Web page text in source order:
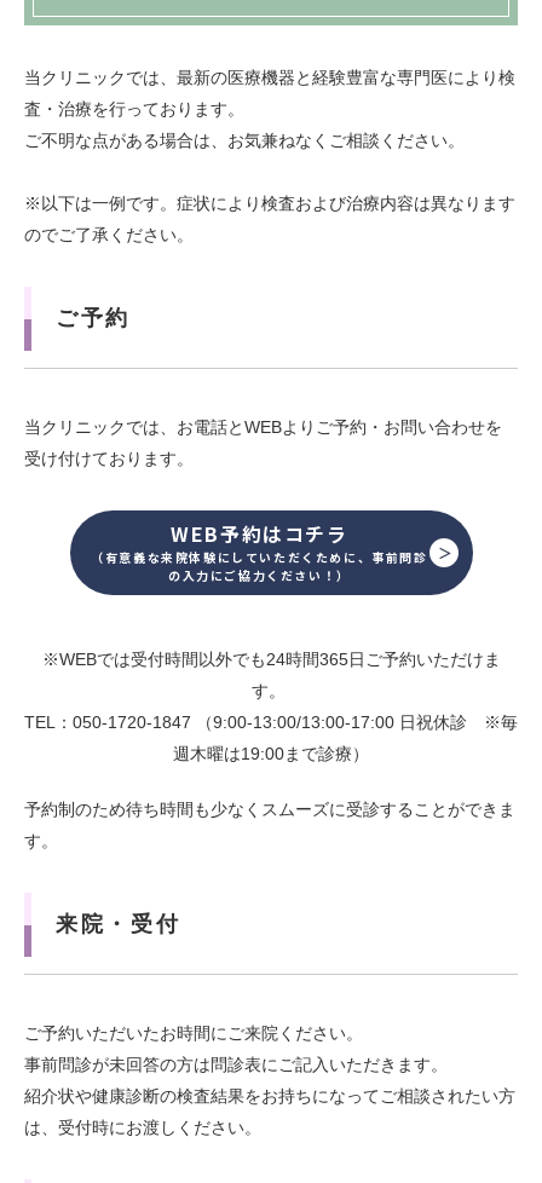
当クリニックでは、最新の医療機器と経験豊富な専門医により検
査・治療を行っております。
ご不明な点がある場合は、お気兼ねなくご相談ください。
※以下は一例です。症状により検査および治療内容は異なります
のでご了承ください。
ご予約
当クリニックでは、お電話とWEBよりご予約・お問い合わせを
受け付けております。
WEB予約はコチラ
（有意義な来院体験にしていただくために、事前問診
の入力にご協力ください！）
※WEBでは受付時間以外でも24時間365日ご予約いただけま
す。
TEL：050-1720-1847 （9:00-13:00/13:00-17:00 日祝休診 ※毎
週木曜は19:00まで診療）
予約制のため待ち時間も少なくスムーズに受診することができま
す。
来院・受付
ご予約いただいたお時間にご来院ください。
事前問診が未回答の方は問診表にご記入いただきます。
紹介状や健康診断の検査結果をお持ちになってご相談されたい方
は、受付時にお渡しください。